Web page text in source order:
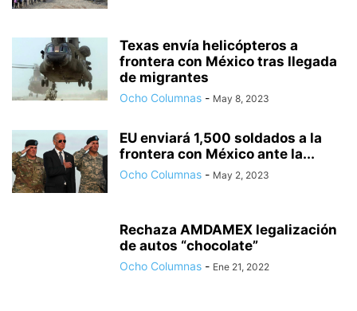
Texas envía helicópteros a
frontera con México tras llegada
de migrantes
Ocho Columnas - May 8, 2023
EU enviará 1,500 soldados a la
frontera con México ante la...
Ocho Columnas - May 2, 2023
Rechaza AMDAMEX legalización
de autos “chocolate”
Ocho Columnas - Ene 21, 2022